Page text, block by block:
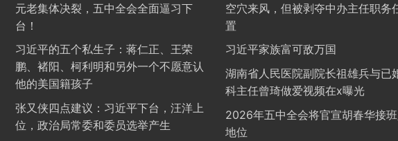
元老集体决裂，五中全会全面逼习下
台！
习近平的五个私生子：蒋仁正、王荣
鹏、褚阳、柯利明和另外一个不愿意认
他的美国籍孩子
张又侠四点建议：习近平下台，汪洋上
位，政治局常委和委员选举产生
空穴来风，但被剥夺中办主任职务
置
习近平家族富可敌万国
湖南省人民医院副院长祖雄兵与已
科主任曾琦做爱视频在x曝光
2026年五中全会将官宣胡春华接班
地位